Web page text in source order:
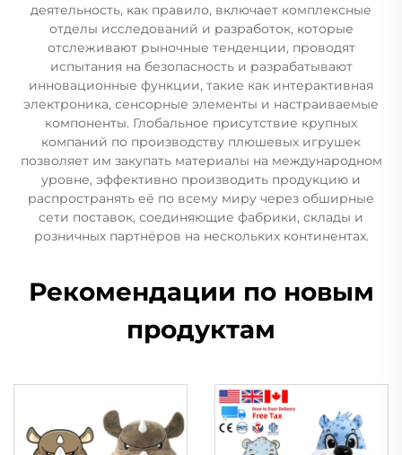
деятельность, как правило, включает комплексные
отделы исследований и разработок, которые
отслеживают рыночные тенденции, проводят
испытания на безопасность и разрабатывают
инновационные функции, такие как интерактивная
электроника, сенсорные элементы и настраиваемые
компоненты. Глобальное присутствие крупных
компаний по производству плюшевых игрушек
позволяет им закупать материалы на международном
уровне, эффективно производить продукцию и
распространять её по всему миру через обширные
сети поставок, соединяющие фабрики, склады и
розничных партнёров на нескольких континентах.
Рекомендации по новым
продуктам